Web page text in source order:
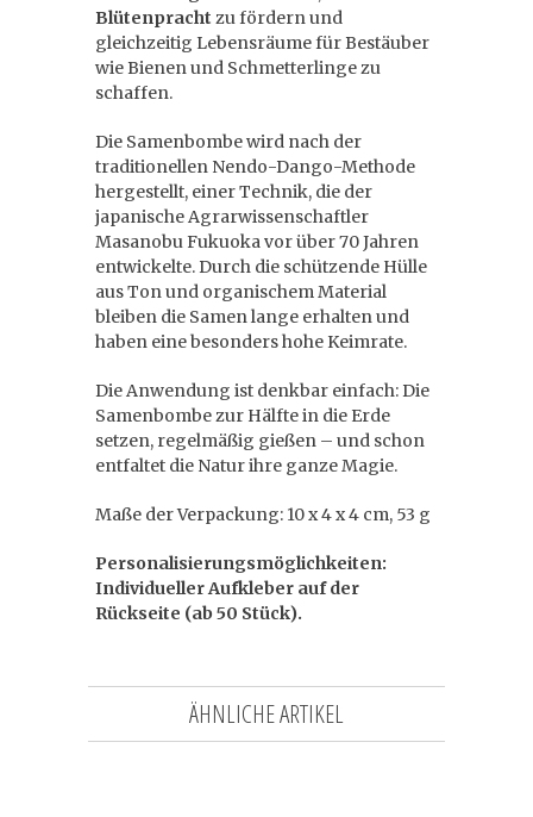
Blütenpracht zu fördern und
gleichzeitig Lebensräume für Bestäuber
wie Bienen und Schmetterlinge zu
schaffen.
Die Samenbombe wird nach der
traditionellen Nendo-Dango-Methode
hergestellt, einer Technik, die der
japanische Agrarwissenschaftler
Masanobu Fukuoka vor über 70 Jahren
entwickelte. Durch die schützende Hülle
aus Ton und organischem Material
bleiben die Samen lange erhalten und
haben eine besonders hohe Keimrate.
Die Anwendung ist denkbar einfach: Die
Samenbombe zur Hälfte in die Erde
setzen, regelmäßig gießen – und schon
entfaltet die Natur ihre ganze Magie.
Maße der Verpackung: 10 x 4 x 4 cm, 53 g
Personalisierungsmöglichkeiten:
Individueller Aufkleber auf der
Rückseite (ab 50 Stück).
ÄHNLICHE ARTIKEL